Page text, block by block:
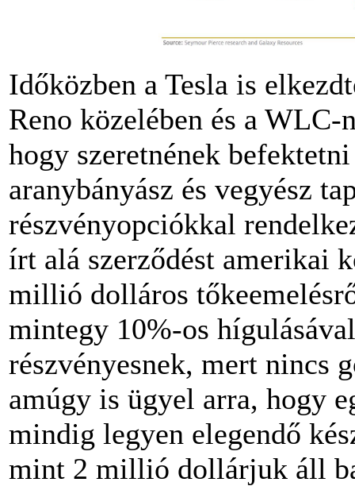
Időközben a Tesla is
Reno közelében és a
hogy szeretnének
aranybányász és vegyész
részvényopciókkal
írt alá szerződést amerikai
millió dolláros
mintegy 10%-os
részvényesnek, mert nincs
amúgy is ügyel arra, hogy
mindig legyen elegendő
mint 2 millió dollárjuk áll